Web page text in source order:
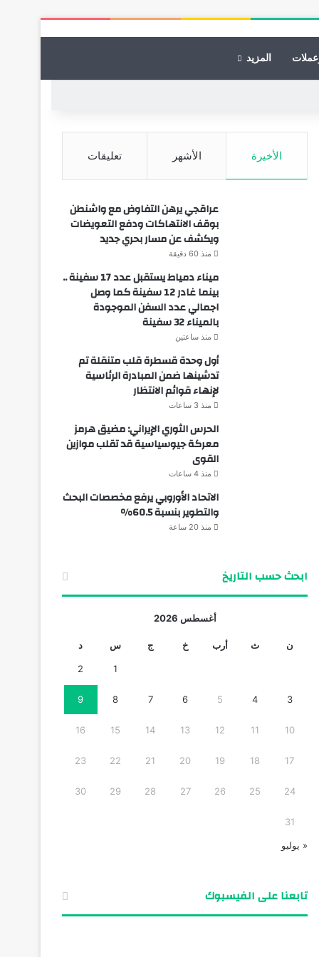
المزيد
الأخيرة الأشهر تعليقات
عراقجي يرهن التفاوض مع واشنطن
بوقف الانتهاكات ودفع التعويضات
ويكشف عن مسار بحري جديد
منذ 60 دقيقة
ميناء دمياط يستقبل عدد 17 سفينة ..
بينما غادر 12 سفينة كما وصل
اجمالي عدد السفن الموجودة
بالميناء 32 سفينة
منذ ساعتين
أول وحدة قسطرة قلب متنقلة تم
تدشينها ضمن المبادرة الرئاسية
لإنهاء قوائم الانتظار
منذ 3 ساعات
الحرس الثوري الإيراني: مضيق هرمز
معركة جيوسياسية قد تقلب موازين
القوى
منذ 4 ساعات
الاتحاد الأوروبي يرفع مخصصات البحث
والتطوير بنسبة 60.5%
منذ 20 ساعة
ابحث حسب التاريخ
أغسطس 2026
ن ث أرب خ ج س د
1
2
3
4
5
6
7
8
9
10
11
12
13
14
15
16
17
18
19
20
21
22
23
24
25
26
27
28
29
30
31
« يوليو
تابعنا على الفيسبوك